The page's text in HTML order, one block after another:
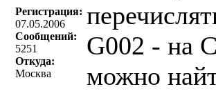
Регистрация:
07.05.2006
Сообщений:
5251
Откуда:
Москва
G002 - на
можно